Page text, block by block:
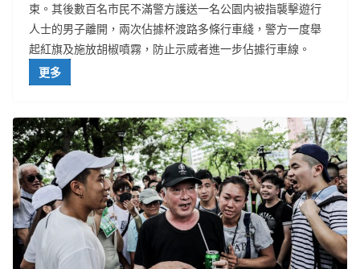
束。其後數百名市民不滿警方護送一名公園内被指襲擊遊行
人士的男子離開，兩次佔據杯渡路多條行車綫，警方一度舉
起紅旗及施放胡椒噴霧，防止示威者進一步佔據行車線。
更多